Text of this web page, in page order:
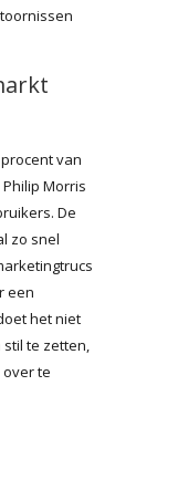
van
Morris
De
zo snel
een
het niet
te zetten,
te